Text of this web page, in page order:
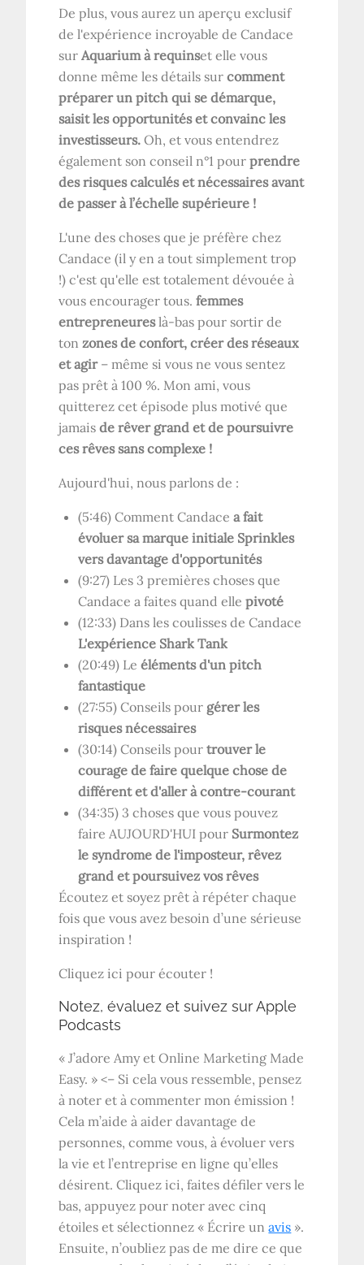
De plus, vous aurez un aperçu exclusif
de l'expérience incroyable de Candace
surAquarium à requinset elle vous
donne même les détails surcomment
préparer un pitch qui se démarque,
saisit les opportunités et convainc les
investisseurs.Oh, et vous entendrez
également son conseil n°1 pourprendre
des risques calculés et nécessaires avant
de passer à l’échelle supérieure !
L'une des choses que je préfère chez
Candace (il y en a tout simplement trop
!) c'est qu'elle est totalement dévouée à
vous encourager tous. femmes
entrepreneureslà-bas pour sortir de
ton zones de confort, créer des réseaux
et agir– même si vous ne vous sentez
pas prêt à 100 %. Mon ami, vous
quitterez cet épisode plus motivé que
jamaisde rêver grand et de poursuivre
ces rêves sans complexe !
Aujourd'hui, nous parlons de :
(5:46) Comment Candacea fait
évoluer sa marque initiale Sprinkles
vers davantage d'opportunités
(9:27) Les 3 premières choses que
Candace a faites quand ellepivoté
(12:33) Dans les coulisses de Candace
L'expérience Shark Tank
(20:49) Leéléments d'un pitch
fantastique
(27:55) Conseils pour gérer les
risques nécessaires
(30:14) Conseils pourtrouver le
courage de faire quelque chose de
différent et d'aller à contre-courant
(34:35) 3 choses que vous pouvez
faire AUJOURD'HUI pour Surmontez
le syndrome de l'imposteur, rêvez
grand et poursuivez vos rêves
Écoutez et soyez prêt à répéter chaque
fois que vous avez besoin d’une sérieuse
inspiration !
Cliquez ici pour écouter !
Notez, évaluez et suivez sur Apple
Podcasts
« J’adore Amy et Online Marketing Made
Easy. » <– Si cela vous ressemble, pensez
à noter et à commenter mon émission !
Cela m’aide à aider davantage de
personnes, comme vous, à évoluer vers
la vie et l’entreprise en ligne qu’elles
désirent. Cliquez ici, faites défiler vers le
bas, appuyez pour noter avec cinq
étoiles et sélectionnez « Écrire unavis ».
Ensuite, n’oubliez pas de me dire ce que